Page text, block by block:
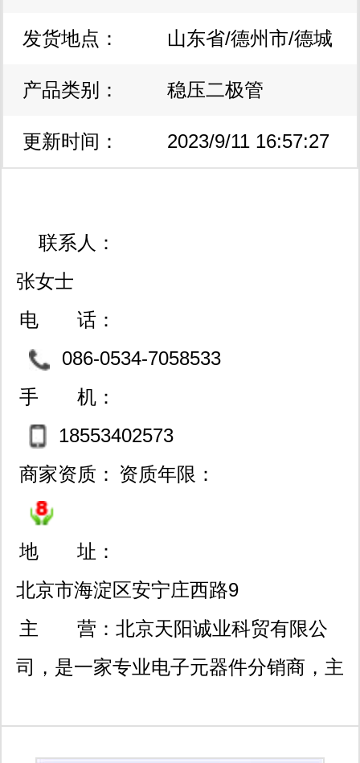
发货地点： 山东省/德州市/德城
区
产品类别： 稳压二极管
更新时间： 2023/9/11 16:57:27
联系人：
张女士
电 话：
086-0534-7058533
手 机：
18553402573
商家资质： 资质年限：
地 址：
北京市海淀区安宁庄西路9
号院29号楼5层503室
主 营： 北京天阳诚业科贸有限公
司，是一家专业电子元器件分销商，主